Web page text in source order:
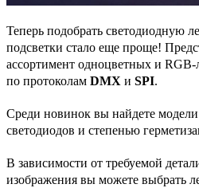
Теперь подобрать светодиодную
подсветки стало еще проще!
ассортимент одноцветных и RGB-
по протоколам DMX и SPI.
Среди новинок вы найдете
светодиодов и степенью
В зависимости от требуемой
изображения вы можете выбрать